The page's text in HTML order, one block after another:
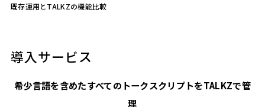
既存運用とTALKZの機能比較
導入サービス
希少言語を含めたすべてのトークスクリプトをTALKZで管
理